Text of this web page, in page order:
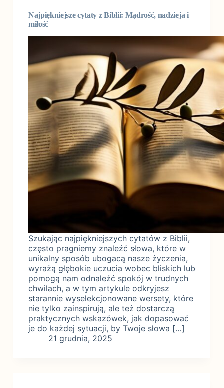
Najpiękniejsze cytaty z Biblii: Mądrość, nadzieja i
miłość
Szukając najpiękniejszych cytatów z Biblii,
często pragniemy znaleźć słowa, które w
unikalny sposób ubogacą nasze życzenia,
wyrażą głębokie uczucia wobec bliskich lub
pomogą nam odnaleźć spokój w trudnych
chwilach, a w tym artykule odkryjesz
starannie wyselekcjonowane wersety, które
nie tylko zainspirują, ale też dostarczą
praktycznych wskazówek, jak dopasować
je do każdej sytuacji, by Twoje słowa […]
21 grudnia, 2025